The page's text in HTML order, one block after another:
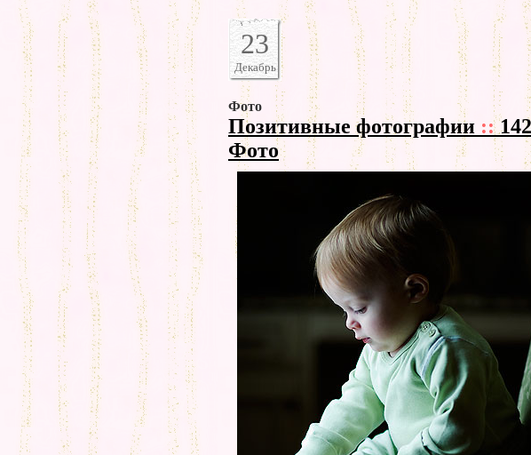
23
Декабрь
Фото
Позитивные фотографии ::142
Фото